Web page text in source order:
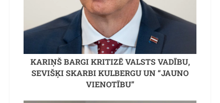
KARIŅŠ BARGI KRITIZĒ VALSTS VADĪBU,
SEVIŠĶI SKARBI KULBERGU UN “JAUNO
VIENOTĪBU”